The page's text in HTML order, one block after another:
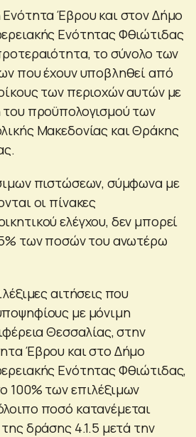
Ενότητα Έβρου και στον Δήμο
Ενότητας Φθιώτιδας
το σύνολο των
που έχουν υποβληθεί από
των περιοχών αυτών με
του προϋπολογισμού των
Μακεδονίας και Θράκης
πιστώσεων, σύμφωνα με
οι πίνακες
ελέγχου, δεν μπορεί
των ποσών του ανωτέρω
αιτήσεις που
με μόνιμη
Θεσσαλίας, στην
Έβρου και στο Δήμο
Ενότητας Φθιώτιδας,
100% των επιλέξιμων
ποσό κατανέμεται
δράσης 4.1.5 μετά την